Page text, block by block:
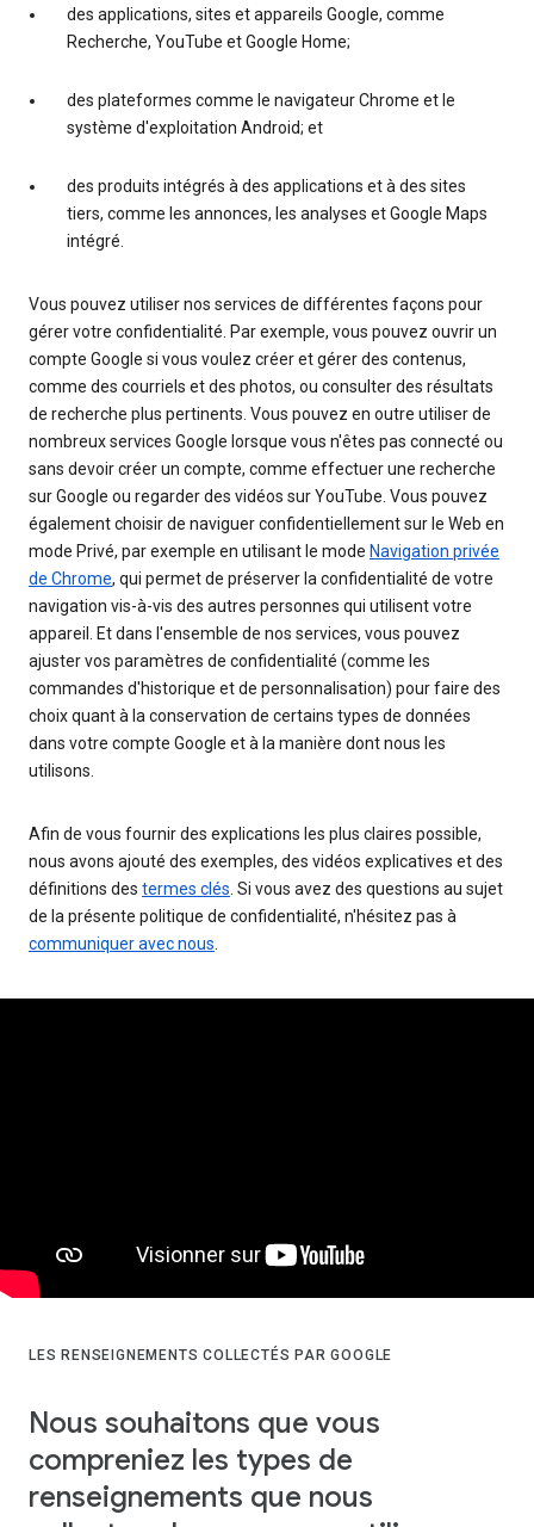
des applications, sites et appareils Google, comme
Recherche, YouTube et Google Home;
des plateformes comme le navigateur Chrome et le
système d'exploitation Android; et
des produits intégrés à des applications et à des sites
tiers, comme les annonces, les analyses et Google Maps
intégré.
Vous pouvez utiliser nos services de différentes façons pour
gérer votre confidentialité. Par exemple, vous pouvez ouvrir un
compte Google si vous voulez créer et gérer des contenus,
comme des courriels et des photos, ou consulter des résultats
de recherche plus pertinents. Vous pouvez en outre utiliser de
nombreux services Google lorsque vous n'êtes pas connecté ou
sans devoir créer un compte, comme effectuer une recherche
sur Google ou regarder des vidéos sur YouTube. Vous pouvez
également choisir de naviguer confidentiellement sur le Web en
mode Privé, par exemple en utilisant le mode Navigation privée
de Chrome, qui permet de préserver la confidentialité de votre
navigation vis-à-vis des autres personnes qui utilisent votre
appareil. Et dans l'ensemble de nos services, vous pouvez
ajuster vos paramètres de confidentialité (comme les
commandes d'historique et de personnalisation) pour faire des
choix quant à la conservation de certains types de données
dans votre compte Google et à la manière dont nous les
utilisons.
Afin de vous fournir des explications les plus claires possible,
nous avons ajouté des exemples, des vidéos explicatives et des
définitions des termes clés . Si vous avez des questions au sujet
de la présente politique de confidentialité, n'hésitez pas à
communiquer avec nous
LES RENSEIGNEMENTS COLLECTÉS PAR GOOGLE
Nous souhaitons que vous
compreniez les types de
renseignements que nous